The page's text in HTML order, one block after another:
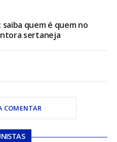
quem é quem no
sertaneja
COMENTAR